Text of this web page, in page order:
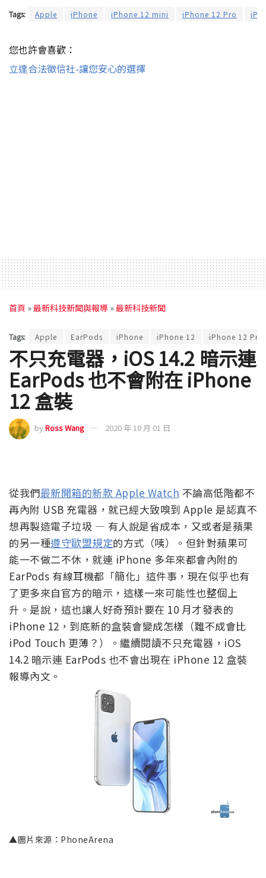
Tags: Apple iPhone iPhone 12 mini iPhone 12 Pro
您也許會喜歡：
立達合法徵信社-讓您安心的選擇
首頁 »最新科技新聞與報導 »最新科技新聞
Tags: Apple EarPods iPhone iPhone 12 iPhone 12 Pro
不只充電器，iOS 14.2 暗示連
EarPods 也不會附在 iPhone
12 盒裝
byRoss Wang 2020 年 10 月 01 日
從我們最新開箱的新款 Apple Watch 不論高低階都不
再內附 USB 充電器，就已經大致嗅到 Apple 是認真不
想再製造電子垃圾 — 有人說是省成本，又或者是蘋果
的另一種遵守歐盟規定的方式（咦）。但針對蘋果可
能一不做二不休，就連 iPhone 多年來都會內附的
EarPods 有線耳機都「簡化」這件事，現在似乎也有
了更多來自官方的暗示，這樣一來可能性也整個上
升。是說，這也讓人好奇預計要在 10 月才發表的
iPhone 12，到底新的盒裝會變成怎樣（難不成會比
iPod Touch 更薄？）。繼續閱讀不只充電器，iOS
14.2 暗示連 EarPods 也不會出現在 iPhone 12 盒裝
報導內文。
▲圖片來源：PhoneArena